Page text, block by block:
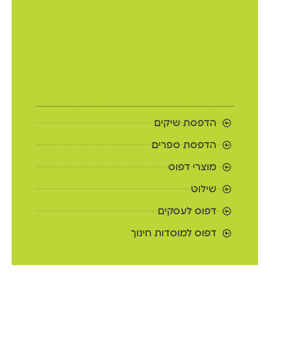
הדפסת שיקים
הדפסת ספרים
מוצרי דפוס
שילוט
דפוס לעסקים
דפוס למוסדות חינוך